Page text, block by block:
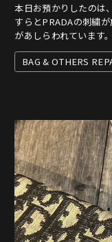
本日お預かりしたのは
すらとPRADAの刺繍
があしらわれています
BAG & OTHERS